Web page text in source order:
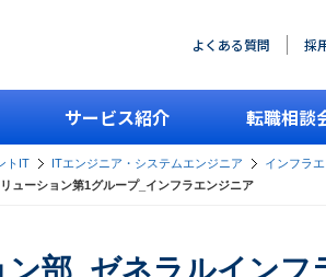
よくある質問 採
サービス紹介 転職相談
トIT ITエンジニア・システムエンジニア インフラ
ューション第1グループ_インフラエンジニア
部_ゼネラルイン